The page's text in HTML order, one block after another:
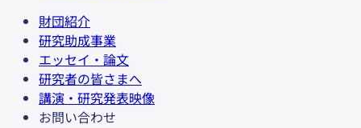
財団紹介
研究助成事業
エッセイ・論文
研究者の皆さまへ
講演・研究発表映像
お問い合わせ